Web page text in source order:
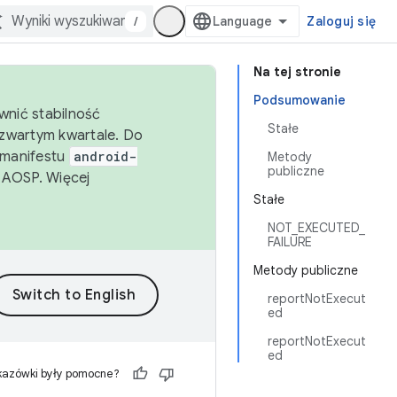
/ Zaloguj się
Na tej stronie
Podsumowanie
Stałe
Metody
publiczne
Stałe
NOT_EXECUTED_
FAILURE
Metody publiczne
reportNotExecut
ed
reportNotExecut
ed
stabilność
kwartale. Do
android-
Więcej
były pomocne?